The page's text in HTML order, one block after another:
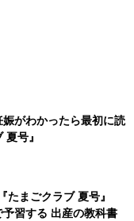
がわかったら最初に読
号』
たまごクラブ 夏号』
予習する 出産の教科書